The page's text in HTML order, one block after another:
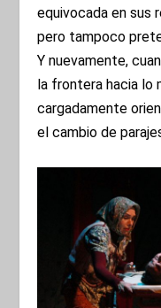
equivocada en sus
pero tampoco
Y nuevamente,
la frontera hacia lo
cargadamente
el cambio de